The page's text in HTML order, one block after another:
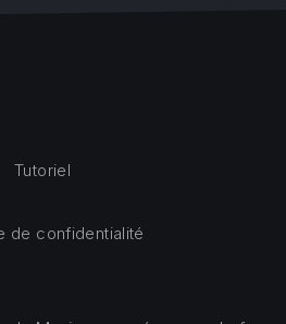
Tutoriel
de confidentialité